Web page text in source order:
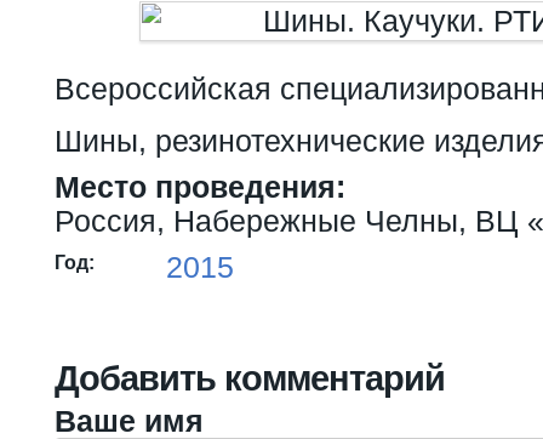
Всероссийская
Шины, резинотехнические
Место проведения:
Россия, Набережные Челны,
Год: 2015
Добавить комментарий
Ваше имя